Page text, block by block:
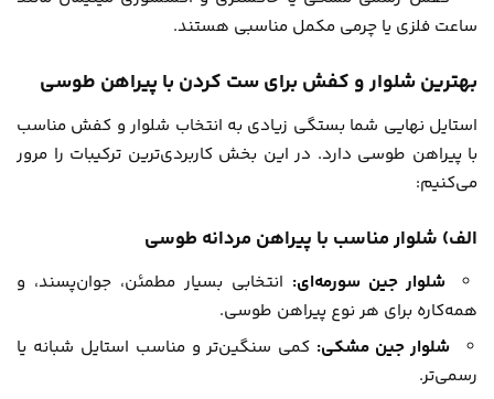
ساعت فلزی یا چرمی مکمل مناسبی هستند.
بهترین شلوار و کفش برای ست کردن با پیراهن طوسی
استایل نهایی شما بستگی زیادی به انتخاب شلوار و کفش مناسب
با پیراهن طوسی دارد. در این بخش کاربردی‌ترین ترکیبات را مرور
می‌کنیم:
الف) شلوار مناسب با پیراهن مردانه طوسی
شلوار جین سورمه‌ای: انتخابی بسیار مطمئن، جوان‌پسند، و
همه‌کاره برای هر نوع پیراهن طوسی.
شلوار جین مشکی: کمی سنگین‌تر و مناسب استایل شبانه یا
رسمی‌تر.